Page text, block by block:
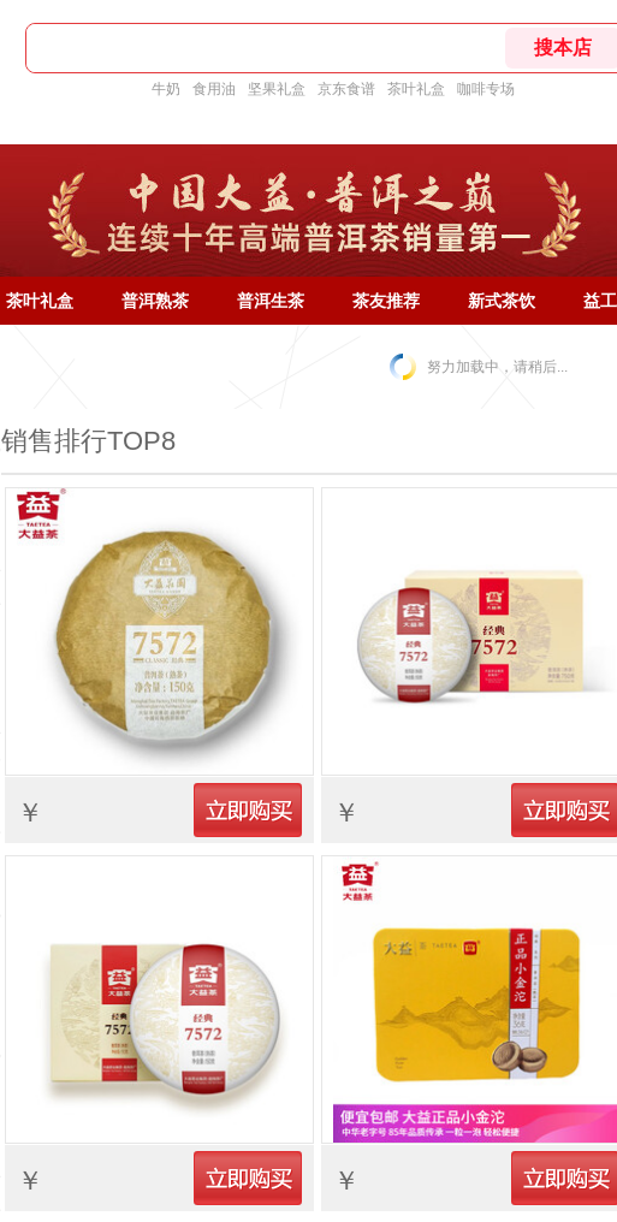
牛奶 食用油 坚果礼盒 京东食谱 茶叶礼盒 咖啡专场
茶叶礼盒 普洱熟茶 普洱生茶 茶友推荐 新式茶饮 益
努力加载中，请稍后...
销售排行TOP8
￥ 立即购买 ￥ 立即购买
￥ 立即购买 ￥ 立即购买